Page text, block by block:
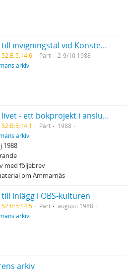
Manuskript till invigningstal vid Konstens vecka i Strömstad
Part
2-9/10 1988
arkiv
Min bild för livet - ett bokprojekt i anslutning till Cancerfondens Rädda Livet - vecka
Part
1988
arkiv
1988
med följebrev
om Ammarnäs
inlägg i OBS-kulturen
Part
augusti 1988
arkiv
arkiv